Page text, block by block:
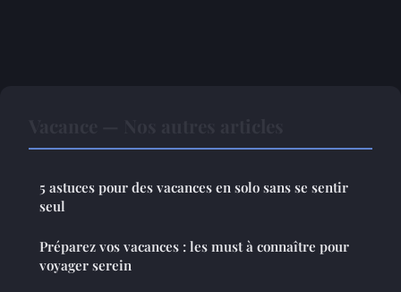
5 astuces pour des vacances en solo sans se sentir
seul
Préparez vos vacances : les must à connaître pour
voyager serein